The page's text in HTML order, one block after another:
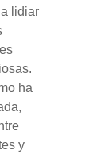
lidiar
ha
y